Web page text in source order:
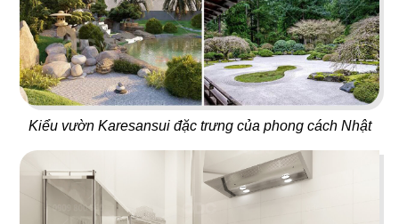
Kiểu vườn Karesansui đặc trưng của phong cách Nhật
41
MOON RIVER
Rooftop Bar
42
PHÚC KHANG GARDEN
Cafe